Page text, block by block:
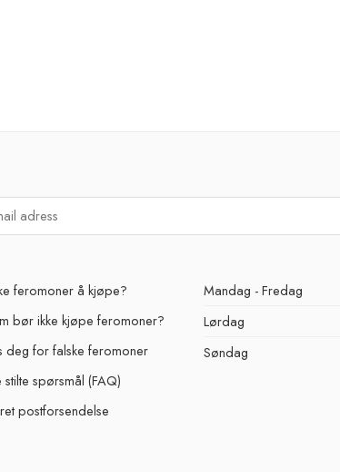
feromoner å kjøpe?
bør ikke kjøpe feromoner?
deg for falske feromoner
stilte spørsmål (FAQ)
postforsendelse
Mandag - Fredag
Lørdag
Søndag